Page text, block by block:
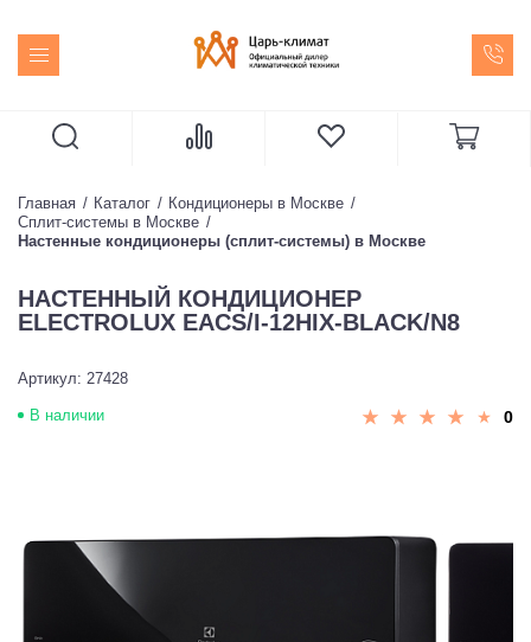
Главная Каталог
Кондиционеры в Москве
Сплит-системы в Москве
Настенные кондиционеры (сплит-системы) в Москве
НАСТЕННЫЙ КОНДИЦИОНЕР
ELECTROLUX EACS/I-12HIX-BLACK/N8
Артикул: 27428
В наличии 0